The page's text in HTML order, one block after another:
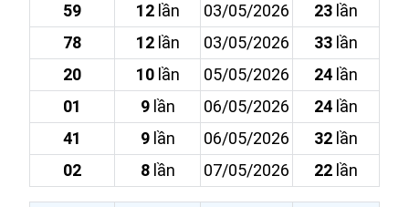
59
12lần 03/05/2026 23 lần
78
12lần 03/05/2026 33 lần
20
10lần 05/05/2026 24 lần
01
9lần 06/05/2026 24 lần
41
9lần 06/05/2026 32 lần
02
8lần 07/05/2026 22 lần